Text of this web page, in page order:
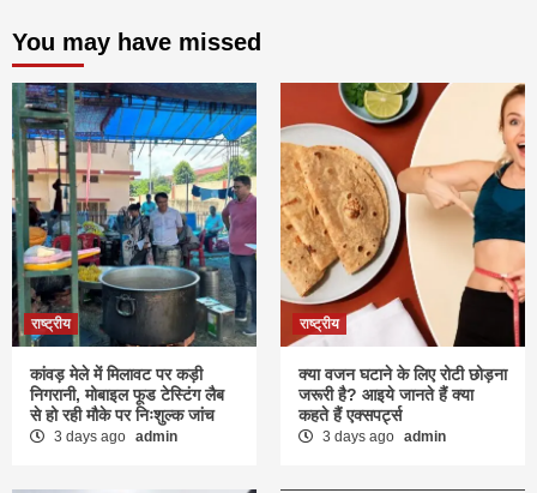
You may have missed
राष्ट्रीय
कांवड़ मेले में मिलावट पर कड़ी
निगरानी, मोबाइल फूड टेस्टिंग लैब
से हो रही मौके पर निःशुल्क जांच
3 days ago admin
राष्ट्रीय
क्या वजन घटाने के लिए रोटी छोड़ना
जरूरी है? आइये जानते हैं क्या
कहते हैं एक्सपर्ट्स
3 days ago admin